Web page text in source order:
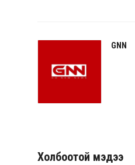
GNN
Холбоотой мэдээ